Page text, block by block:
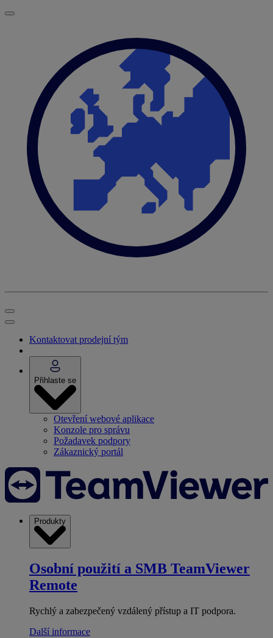
Kontaktovat prodejní tým
Přihlaste se
Otevření webové aplikace
Konzole pro správu
Požadavek podpory
Zákaznický portál
Produkty
Osobní použití a SMB TeamViewer
Remote
Rychlý a zabezpečený vzdálený přístup a IT podpora.
Další informace